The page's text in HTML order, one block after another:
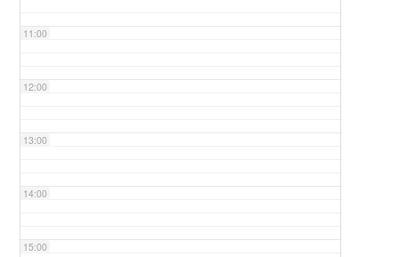
11:00
12:00
13:00
14:00
15:00